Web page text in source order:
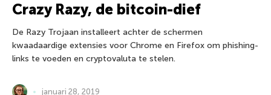
Crazy Razy, de bitcoin-dief
De Razy Trojaan installeert achter de schermen
kwaadaardige extensies voor Chrome en Firefox om phishing-
links te voeden en cryptovaluta te stelen.
januari 28, 2019